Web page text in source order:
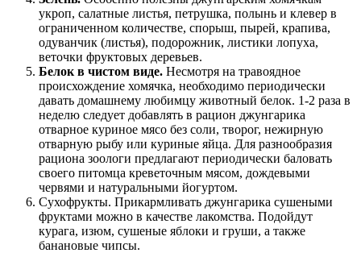
укроп, салатные листья, петрушка, полынь и клевер в
ограниченном количестве, спорыш, пырей, крапива,
одуванчик (листья), подорожник, листики лопуха,
веточки фруктовых деревьев.
Белок в чистом виде. Несмотря на травоядное
происхождение хомячка, необходимо периодически
давать домашнему любимцу животный белок. 1-2 раза в
неделю следует добавлять в рацион джунгарика
отварное куриное мясо без соли, творог, нежирную
отварную рыбу или куриные яйца. Для разнообразия
рациона зоологи предлагают периодически баловать
своего питомца креветочным мясом, дождевыми
червями и натуральными йогуртом.
Сухофрукты. Прикармливать джунгарика сушеными
фруктами можно в качестве лакомства. Подойдут
курага, изюм, сушеные яблоки и груши, а также
банановые чипсы.